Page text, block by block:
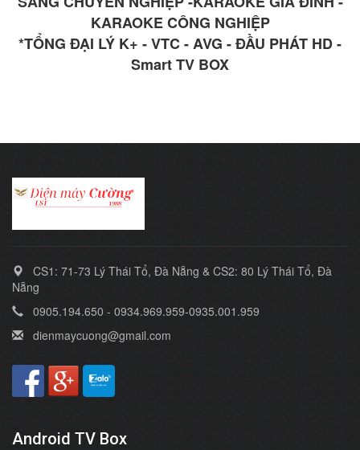
KARAOKE CÔNG NGHIỆP
*TỔNG ĐẠI LÝ K+ - VTC - AVG - ĐẦU PHÁT HD -
Smart TV BOX
CS1: 71-73 Lý Thái Tổ, Đà Nẵng & CS2: 80 Lý Thái Tổ, Đà
Nẵng
0905.194.650 - 0934.969.959-0935.001.959
dienmaycuong@gmail.com
Android TV Box